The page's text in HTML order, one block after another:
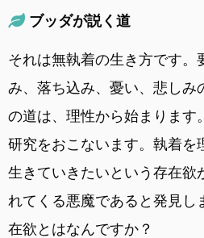
ブッダが説く道
それは無執着の生き方です。
み、落ち込み、憂い、悲しみ
の道は、理性から始まります
研究をおこないます。執着を
生きていきたいという存在欲
れてくる悪魔であると発見し
在欲とはなんですか？